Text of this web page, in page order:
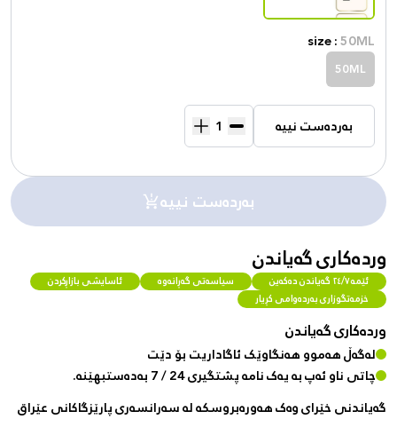
size :50ML
50ML
بەردەست نییە
بەردەست نییە
وردەکاری گەیاندن
ئێمە ٢٤/٧ گەیاندن دەکەین سیاسەتی گەڕانەوە
ئاسایشی بازاڕکردن
خزمەتگوزاری بەردەوامی کڕیار
وردەکاری گەیاندن
لەگەڵ هەموو هەنگاوێک ئاگاداریت بۆ دێت
چاتی ناو ئەپ بە یەک نامە پشتگیری 24 / 7 بەدەستبهێنە.
گەیاندنی خێرای وەک هەورەبروسکە لە سەرانسەری پارێزگاکانی عێراق